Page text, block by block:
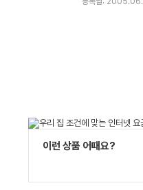
이런 상품 어때요?